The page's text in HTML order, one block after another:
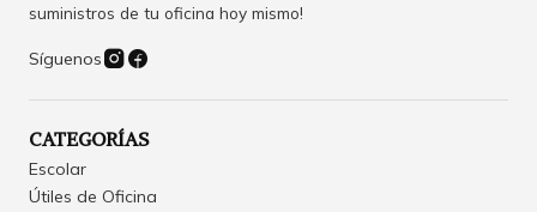
suministros de tu oficina hoy mismo!
Síguenos
CATEGORÍAS
Escolar
Útiles de Oficina